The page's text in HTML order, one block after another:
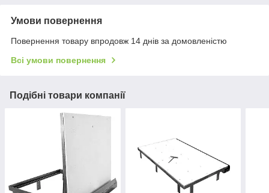
Умови повернення
Повернення товару впродовж 14 днів за домовленістю
Всі умови повернення
Подібні товари компанії